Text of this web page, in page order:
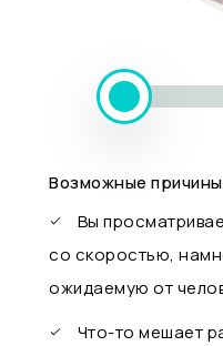
Возможные
Вы
со скоростью,
ожидаемую от
Что-то мешает